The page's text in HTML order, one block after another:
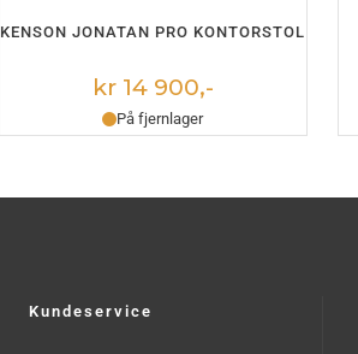
LEGG I HANDLEKURV
KENSON JONATAN PRO KONTORSTOL
kr 14 900,-
På fjernlager
Kundeservice